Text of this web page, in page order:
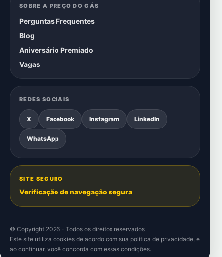
SOBRE A PREÇO DO GÁS
Perguntas Frequentes
Blog
Aniversário Premiado
Vagas
REDES SOCIAIS
X Facebook Instagram LinkedIn
WhatsApp
SITE SEGURO
Verificação de navegação segura
© Copyright 2026 - Todos os direitos reservados
Este site utiliza cookies de acordo com sua política de privacidade, e
ao continuar, você concorda com essas condições.